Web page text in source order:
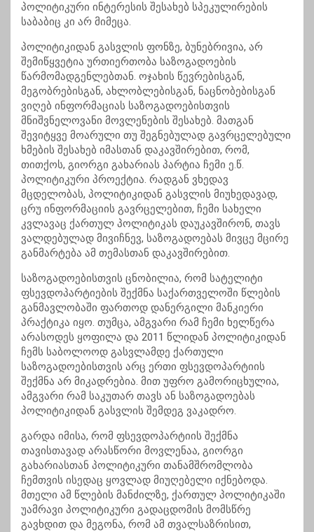
პოლიტიკური ინტერესის შესახებ სპეკულირების
საბაბიც კი არ მიმეცა.
პოლიტიკიდან გასვლის ფონზე, ბუნებრივია, არ
შემიწყვეტია ურთიერთობა საზოგადოების
წარმომადგენლებთან. ოჯახის წევრებისგან,
მეგობრებისგან, ახლობლებისგან, ნაცნობებისგან
ვიღებ ინფორმაციას საზოგადოებისთვის
მნიშვნელოვანი მოვლენების შესახებ. მათგან
შევიტყვე მოარული თუ შეგნებულად გავრცელებული
ხმების შესახებ იმასთან დაკავშირებით, რომ,
თითქოს, გიორგი გახარიას პარტია ჩემი ე.წ.
პოლიტიკური პროექტია. რადგან ვხედავ
მცდელობას, პოლიტიკიდან გასვლის მიუხედავად,
ცრუ ინფორმაციის გავრცელებით, ჩემი სახელი
კვლავაც ქართულ პოლიტიკას დაუკავშირონ, თავს
ვალდებულად მივიჩნევ, საზოგადოებას მივცე მცირე
განმარტება ამ თემასთან დაკავშირებით.
საზოგადოებისთვის ცნობილია, რომ სატელიტი
ფსევდოპარტიების შექმნა საქართველოში წლების
განმავლობაში ფართოდ დანერგილი მანკიერი
პრაქტიკა იყო. თუმცა, ამგვარი რამ ჩემი ხელწერა
არასოდეს ყოფილა და 2011 წლიდან პოლიტიკიდან
ჩემს საბოლოოდ გასვლამდე ქართული
საზოგადოებისთვის არც ერთი ფსევდოპარტიის
შექმნა არ მიკადრებია. მით უფრო გამორიცხულია,
ამგვარი რამ საკუთარ თავს ან საზოგადოებას
პოლიტიკიდან გასვლის შემდეგ ვაკადრო.
გარდა იმისა, რომ ფსევდოპარტიის შექმნა
თავისთავად არასწორი მოვლენაა, გიორგი
გახარიასთან პოლიტიკური თანამშრომლობა
ჩემთვის ისედაც ყოვლად მიუღებელი იქნებოდა.
მთელი ამ წლების მანძილზე, ქართულ პოლიტიკაში
უამრავი პოლიტიკური გადაცდომის მომსწრე
გავხდით და მეგონა, რომ ამ თვალსაზრისით,